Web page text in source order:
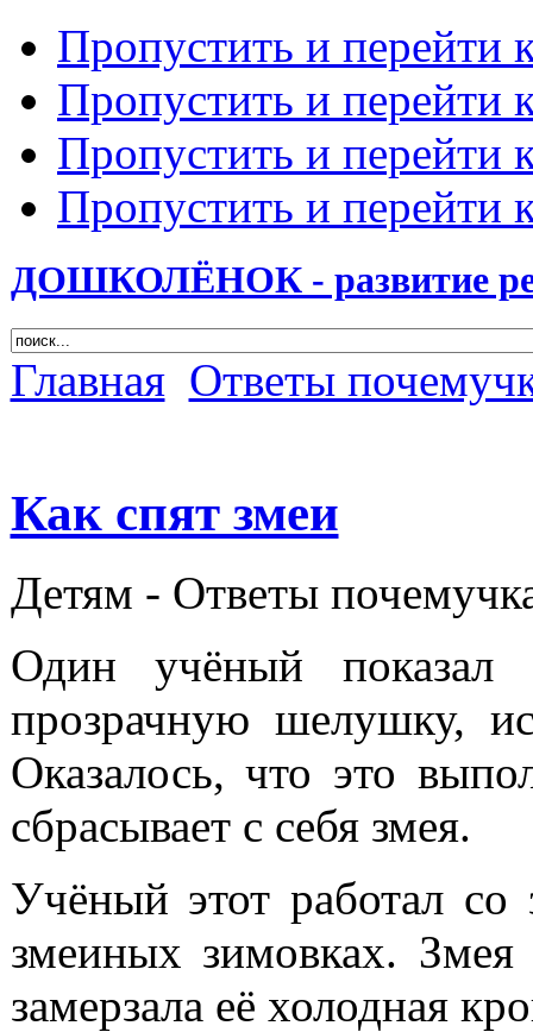
Пропустить и перейти
Пропустить и перейти
Пропустить и перейти
Пропустить и перейти
ДОШКОЛЁНОК - развитие
Главная Ответы
Как спят змеи
Детям - Ответы
Один учёный показал
прозрачную шелушку,
Оказалось, что это
сбрасывает с себя змея.
Учёный этот работал со
змеиных зимовках.
замерзала её холодная